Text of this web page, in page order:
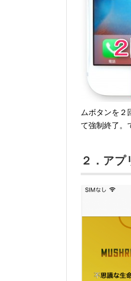
ムボタンを２
て強制終了。
２．ア